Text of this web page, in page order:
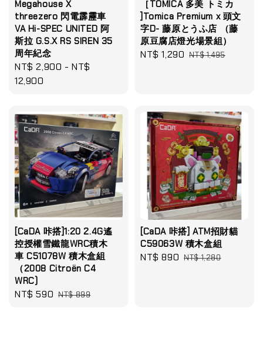
Megahouse X
threezero 閃電霹靂車
VA Hi-SPEC UNITED 阿
斯拉 G.S.X RS SIREN 35
周年紀念
Regular
price
NT$ 2,900 -NT$
12,900
［TOMICA 多美 トミカ
]Tomica Premium x 頭文
字D- 藤原とうふ店 （藤
原豆腐店燈光場景組）
Sale
NT$ 1,290 Regular
NT$ 1,495
[CaDA 咔搭]1:20 2.4G遙
控授權雪鐵龍WRC積木
車 C51078W 積木盒組
（2008 Citroën C4
WRC)
Sale
NT$ 590 Regular
NT$ 899
[CaDA 咔搭] ATM招財貓
C59063W 積木盒組
Sale
NT$ 890 Regular
NT$ 1,280